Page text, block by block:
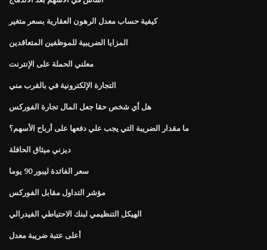
كيفية حساب معدل الرهون العقارية بسعر متغير
المزايا الضريبية للموظفين المتعاقدين
معلني الحملة على الإنترنت
التجارة الإلكترونية في بالقرب مني
هل أي شخص حقا جعل المال تجارة الفوركس
ما مقدار الضريبة التي يجب علي دفعها على أرباح الأسهم؟
ديزني ميثاق الحافلة
سعر الفائدة ليبور 90 يوما
مؤشر التداول مقابل الفوركس
الهيكل التنظيمي لبنك الاحتياطي الفيدرالي
أعلى عتبة ضريبة معدل